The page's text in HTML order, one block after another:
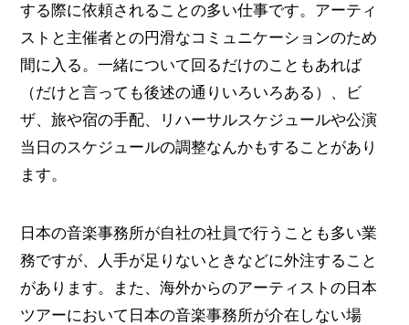
する際に依頼されることの多い仕事です。アーティ
ストと主催者との円滑なコミュニケーションのため
間に入る。一緒について回るだけのこともあれば
（だけと言っても後述の通りいろいろある）、ビ
ザ、旅や宿の手配、リハーサルスケジュールや公演
当日のスケジュールの調整なんかもすることがあり
ます。
日本の音楽事務所が自社の社員で行うことも多い業
務ですが、人手が足りないときなどに外注すること
があります。また、海外からのアーティストの日本
ツアーにおいて日本の音楽事務所が介在しない場